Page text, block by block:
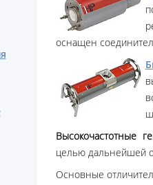
оснащен
Высокочастотные
целью дальнейшей
Основные